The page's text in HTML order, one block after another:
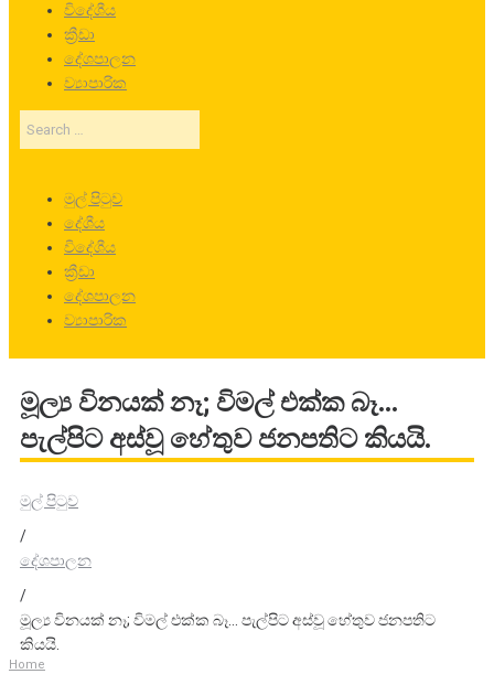
විදේශීය
ක්‍රීඩා
දේශපාලන
ව්‍යාපාරික
Search
…
මුල් පිටුව
දේශීය
විදේශීය
ක්‍රීඩා
දේශපාලන
ව්‍යාපාරික
මූල්‍ය විනයක් නෑ; විමල් එක්ක බෑ…
පැල්පිට අස්වූ හේතුව ජනපතිට කියයි.
මුල් පිටුව
/
දේශපාලන
/
මූල්‍ය විනයක් නෑ; විමල් එක්ක බෑ… පැල්පිට අස්වූ හේතුව ජනපතිට
කියයි.
Home